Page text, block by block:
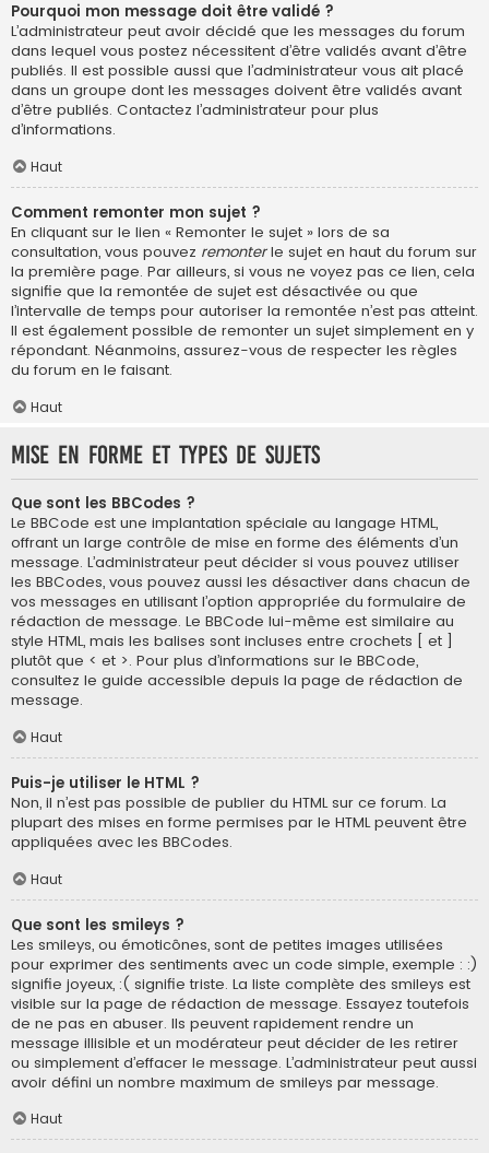
Pourquoi mon message doit être validé ?
L’administrateur peut avoir décidé que les messages du forum
dans lequel vous postez nécessitent d’être validés avant d’être
publiés. Il est possible aussi que l’administrateur vous ait placé
dans un groupe dont les messages doivent être validés avant
d’être publiés. Contactez l’administrateur pour plus
d’informations.
Haut
Comment remonter mon sujet ?
En cliquant sur le lien « Remonter le sujet » lors de sa
consultation, vous pouvez remonterle sujet en haut du forum sur
la première page. Par ailleurs, si vous ne voyez pas ce lien, cela
signifie que la remontée de sujet est désactivée ou que
l’intervalle de temps pour autoriser la remontée n’est pas atteint.
Il est également possible de remonter un sujet simplement en y
répondant. Néanmoins, assurez-vous de respecter les règles
du forum en le faisant.
Haut
Mise en forme et types de sujets
Que sont les BBCodes ?
Le BBCode est une implantation spéciale au langage HTML,
offrant un large contrôle de mise en forme des éléments d’un
message. L’administrateur peut décider si vous pouvez utiliser
les BBCodes, vous pouvez aussi les désactiver dans chacun de
vos messages en utilisant l’option appropriée du formulaire de
rédaction de message. Le BBCode lui-même est similaire au
style HTML, mais les balises sont incluses entre crochets [ et ]
plutôt que < et >. Pour plus d’informations sur le BBCode,
consultez le guide accessible depuis la page de rédaction de
message.
Haut
Puis-je utiliser le HTML ?
Non, il n’est pas possible de publier du HTML sur ce forum. La
plupart des mises en forme permises par le HTML peuvent être
appliquées avec les BBCodes.
Haut
Que sont les smileys ?
Les smileys, ou émoticônes, sont de petites images utilisées
pour exprimer des sentiments avec un code simple, exemple : :)
signifie joyeux, :( signifie triste. La liste complète des smileys est
visible sur la page de rédaction de message. Essayez toutefois
de ne pas en abuser. Ils peuvent rapidement rendre un
message illisible et un modérateur peut décider de les retirer
ou simplement d’effacer le message. L’administrateur peut aussi
avoir défini un nombre maximum de smileys par message.
Haut